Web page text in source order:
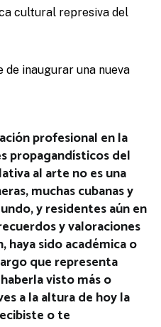
cultural represiva del
de inaugurar una nueva
profesional en la
propagandísticos del
al arte no es una
muchas cubanas y
y residentes aún en
y valoraciones
haya sido académica o
que representa
visto más o
a la altura de hoy la
o te